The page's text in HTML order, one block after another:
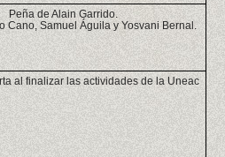
Peña de Alain Garrido.
Cano, Samuel Águila y Yosvani Bernal.
al finalizar las actividades de la Uneac